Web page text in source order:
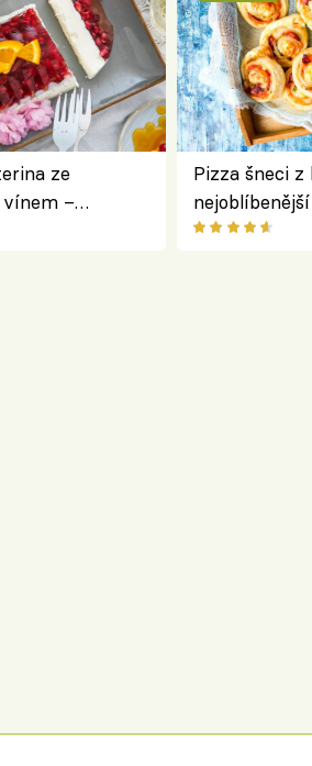
ze
–
Pizza šneci